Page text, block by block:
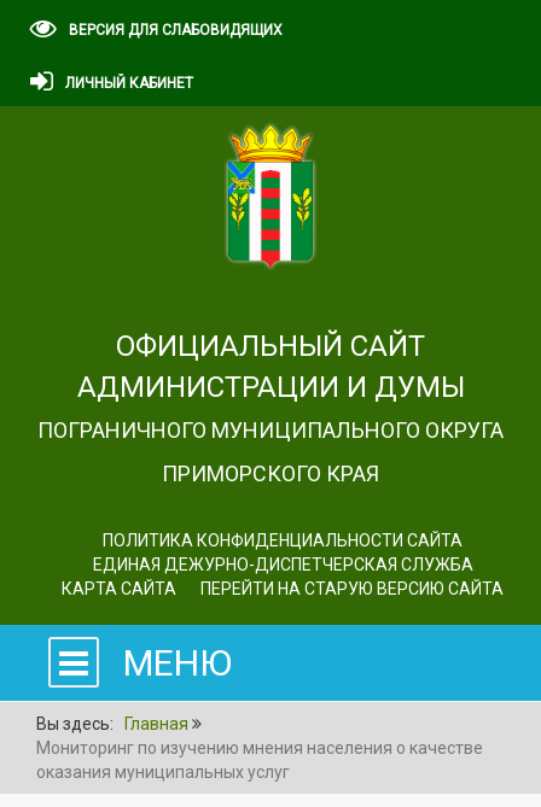
ВЕРСИЯ ДЛЯ СЛАБОВИДЯЩИХ
ЛИЧНЫЙ КАБИНЕТ
ОФИЦИАЛЬНЫЙ САЙТ
АДМИНИСТРАЦИИ И ДУМЫ
ПОГРАНИЧНОГО МУНИЦИПАЛЬНОГО ОКРУГА
ПРИМОРСКОГО КРАЯ
ПОЛИТИКА КОНФИДЕНЦИАЛЬНОСТИ САЙТА
ЕДИНАЯ ДЕЖУРНО-ДИСПЕТЧЕРСКАЯ СЛУЖБА
КАРТА САЙТА
ПЕРЕЙТИ НА СТАРУЮ ВЕРСИЮ САЙТА
МЕНЮ
Вы здесь:
Главная
Мониторинг по изучению мнения населения о качестве
оказания муниципальных услуг